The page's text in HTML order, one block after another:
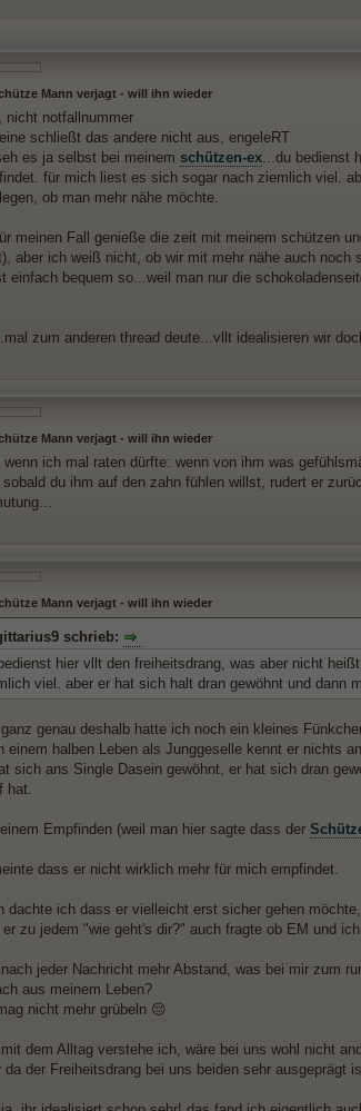
Mann verjagt - will ihn wieder
nicht notfallnummer
schließt das andere nicht aus, engeleRT
es ja selbst bei meinem schützen-ex...du bedienst
für mich liest es sich sogar nach ziemlich viel.
ob man mehr nähe möchte.
meinen Fall genieße die zeit mit meinem schützen
aber ich weiß nicht, ob wir mit mehr nähe auch
einfach bequem so...weil man nur die
zum anderen thread deute...vllt idealisieren wir
Mann verjagt - will ihn wieder
wenn ich mal raten dürfte: wenn von ihm was
sobald du ihm auf den zahn fühlen willst, rudert er
Mann verjagt - will ihn wieder
schrieb:
hier vllt den freiheitsdrang, was aber nicht
viel. aber er hat sich halt dran gewöhnt und dann
genau deshalb hatte ich noch ein kleines
einem halben Leben als Junggeselle kennt er nichts
sich ans Single Dasein gewöhnt, er hat sich dran
hat.
Empfinden (weil man hier sagte dass der
dass er nicht wirklich mehr für mich empfindet.
dachte ich dass er vielleicht erst sicher gehen
er zu jedem "wie geht's dir?" auch fragte ob EM und
jeder Nachricht mehr Abstand, was bei mir zum
aus meinem Leben?
nicht mehr grübeln 😔
mit dem Alltag verstehe ich, wäre bei uns wohl nicht
da der Freiheitsdrang bei uns beiden sehr ausgeprägt